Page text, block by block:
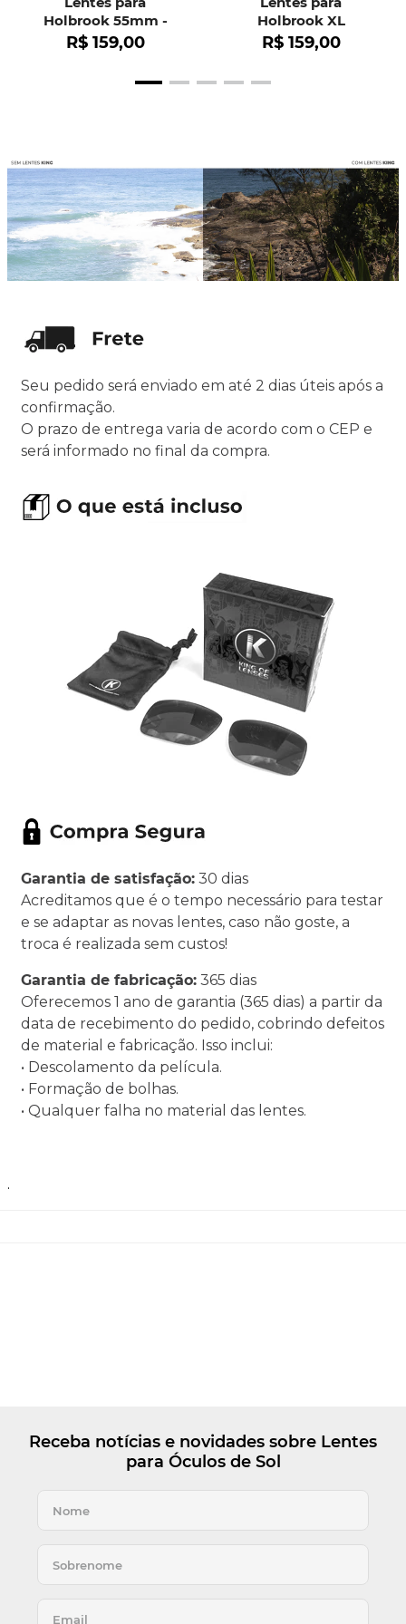
Holbrook 55mm -
OO9102
R$ 159,00
Holbrook XL
R$ 159,00
Seu pedido será enviado em até 2 dias úteis após a
confirmação.
O prazo de entrega varia de acordo com o CEP e
será informado no final da compra.
Garantia de satisfação: 30 dias
Acreditamos que é o tempo necessário para testar
e se adaptar as novas lentes, caso não goste, a
troca é realizada sem custos!
Garantia de fabricação: 365 dias
Oferecemos 1 ano de garantia (365 dias) a partir da
data de recebimento do pedido, cobrindo defeitos
de material e fabricação. Isso inclui:
• Descolamento da película.
• Formação de bolhas.
• Qualquer falha no material das lentes.
.
Receba notícias e novidades sobre Lentes
para Óculos de Sol